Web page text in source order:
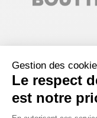
FAITES-VOUS